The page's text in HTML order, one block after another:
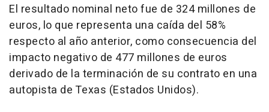
El resultado nominal neto fue de 324 millones de
euros, lo que representa una caída del 58%
respecto al año anterior, como consecuencia del
impacto negativo de 477 millones de euros
derivado de la terminación de su contrato en una
autopista de Texas (Estados Unidos).